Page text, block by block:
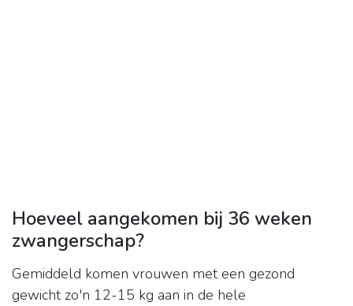
Hoeveel aangekomen bij 36 weken
zwangerschap?
Gemiddeld komen vrouwen met een gezond
gewicht zo'n 12-15 kg aan in de hele